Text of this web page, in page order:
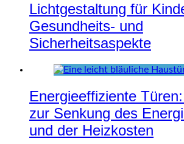
Lichtgestaltung für
Gesundheits- und
Sicherheitsaspekte
Energieeffiziente
zur Senkung des
und der Heizkosten